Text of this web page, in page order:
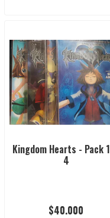
Kingdom Hearts - Pack
4
$40.000